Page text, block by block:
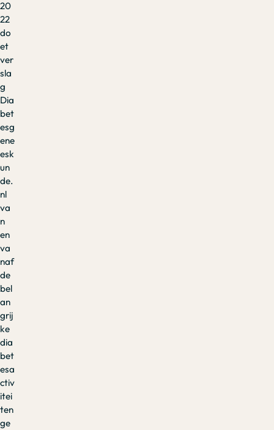
20
22
do
et
ver
sla
g
Dia
bet
esg
ene
esk
un
de.
nl
va
n
en
va
naf
de
bel
an
grij
ke
dia
bet
esa
ctiv
itei
ten
ge